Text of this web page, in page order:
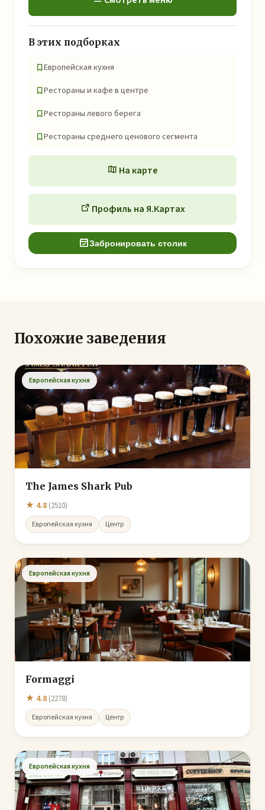
В этих подборках
Европейская кухня
Рестораны и кафе в центре
Рестораны левого берега
Рестораны среднего ценового сегмента
На карте
Профиль на Я.Картах
Забронировать столик
Похожие заведения
Европейская кухня
The James Shark Pub
★ 4.8 (2510)
Европейская кухня Центр
Европейская кухня
Formaggi
★ 4.8 (2278)
Европейская кухня Центр
Европейская кухня